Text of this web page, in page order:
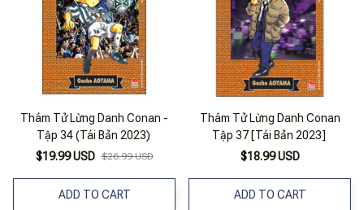
Thám Tử Lừng Danh Conan -
Tập 34 (Tái Bản 2023)
$19.99 USD $26.99 USD
ADD TO CART
Thám Tử Lừng Danh Conan
Tập 37 [Tái Bản 2023]
$18.99 USD
ADD TO CART